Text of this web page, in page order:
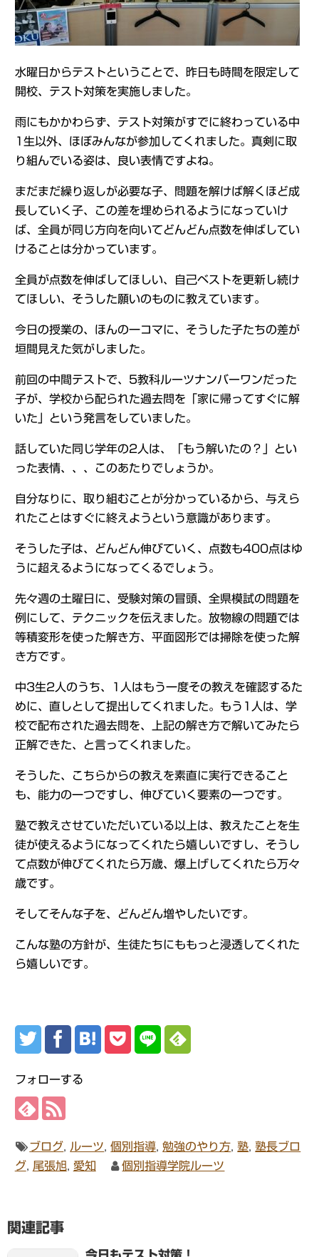
水曜日からテストということで、昨日も時間を限定して
開校、テスト対策を実施しました。
雨にもかかわらず、テスト対策がすでに終わっている中
1生以外、ほぼみんなが参加してくれました。真剣に取
り組んでいる姿は、良い表情ですよね。
まだまだ繰り返しが必要な子、問題を解けば解くほど成
長していく子、この差を埋められるようになっていけ
ば、全員が同じ方向を向いてどんどん点数を伸ばしてい
けることは分かっています。
全員が点数を伸ばしてほしい、自己ベストを更新し続け
てほしい、そうした願いのものに教えています。
今日の授業の、ほんの一コマに、そうした子たちの差が
垣間見えた気がしました。
前回の中間テストで、5教科ルーツナンバーワンだった
子が、学校から配られた過去問を「家に帰ってすぐに解
いた」という発言をしていました。
話していた同じ学年の2人は、「もう解いたの？」とい
った表情、、、このあたりでしょうか。
自分なりに、取り組むことが分かっているから、与えら
れたことはすぐに終えようという意識があります。
そうした子は、どんどん伸びていく、点数も400点はゆ
うに超えるようになってくるでしょう。
先々週の土曜日に、受験対策の冒頭、全県模試の問題を
例にして、テクニックを伝えました。放物線の問題では
等積変形を使った解き方、平面図形では掃除を使った解
き方です。
中3生2人のうち、1人はもう一度その教えを確認するた
めに、直しとして提出してくれました。もう1人は、学
校で配布された過去問を、上記の解き方で解いてみたら
正解できた、と言ってくれました。
そうした、こちらからの教えを素直に実行できること
も、能力の一つですし、伸びていく要素の一つです。
塾で教えさせていただいている以上は、教えたことを生
徒が使えるようになってくれたら嬉しいですし、そうし
て点数が伸びてくれたら万歳、爆上げしてくれたら万々
歳です。
そしてそんな子を、どんどん増やしたいです。
こんな塾の方針が、生徒たちにももっと浸透してくれた
ら嬉しいです。
フォローする
ブログ ルーツ ,個別指導 ,勉強のやり方 ,塾 ,塾長ブロ
グ, 尾張旭, 愛知 個別指導学院ルーツ
関連記事
今日もテスト対策！